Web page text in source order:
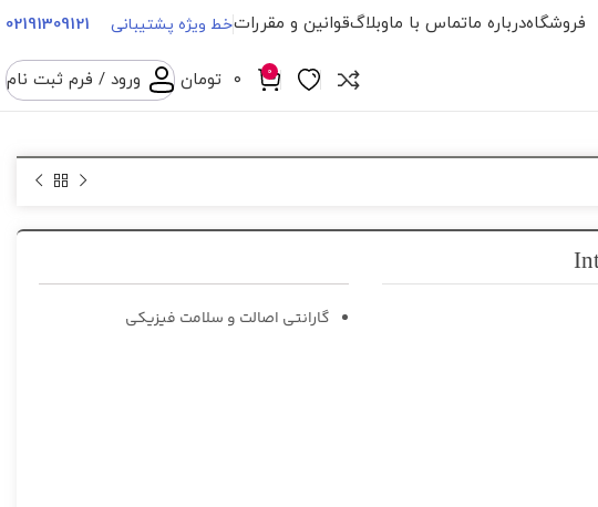
فروشگاهدرباره ماتماس با ماوبلاگقوانین و مقرراتخط ویژه پشتیبانی 02191309121
0 ۰ تومان ورود / فرم ثبت نام
گارانتی اصالت و سلامت فیزیکی